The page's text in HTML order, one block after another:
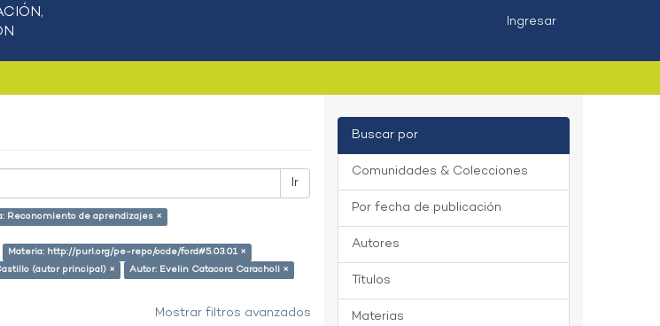
Ingresar
Ir
Reconomiento de aprendizajes ×
Materia: http://purl.org/pe-repo/ocde/ford#5.03.01 ×
(autor principal) ×
Autor: Evelin Catacora Caracholi ×
Mostrar filtros avanzados
Buscar por
Comunidades & Colecciones
Por fecha de publicación
Autores
Títulos
Materias